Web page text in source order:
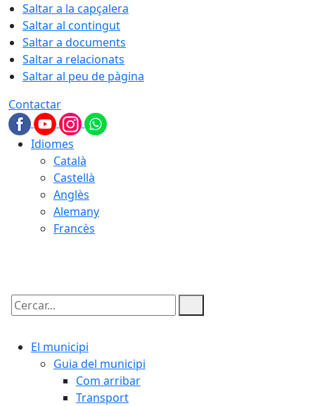
Saltar a la capçalera
Saltar al contingut
Saltar a documents
Saltar a relacionats
Saltar al peu de pàgina
Contactar
Idiomes
Català
Castellà
Anglès
Alemany
Francès
Cercar:
El municipi
Guia del municipi
Com arribar
Transport